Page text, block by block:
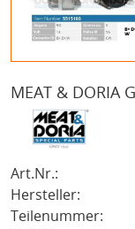
MEAT & DORIA
Art.Nr.:
Hersteller:
Teilenummer: